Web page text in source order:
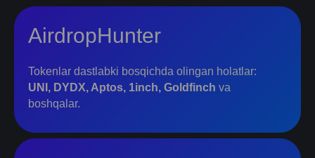
AirdropHunter
Tokenlar dastlabki bosqichda olingan holatlar:
UNI, DYDX, Aptos, 1inch, Goldfinch va
boshqalar.